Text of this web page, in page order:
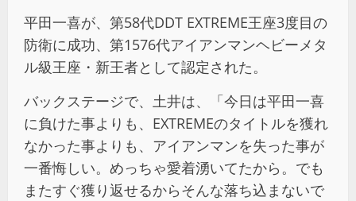
平田一喜が、第58代DDT EXTREME王座3度目の
防衛に成功、第1576代アイアンマンヘビーメタ
ル級王座・新王者として認定された。
バックステージで、土井は、「今日は平田一喜
に負けた事よりも、EXTREMEのタイトルを獲れ
なかった事よりも、アイアンマンを失った事が
一番悔しい。めっちゃ愛着湧いてたから。でも
またすぐ獲り返せるからそんな落ち込まないで